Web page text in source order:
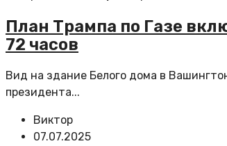
План Трампа по Газе
72 часов
Вид на здание Белого дома в
президента...
Виктор
07.07.2025